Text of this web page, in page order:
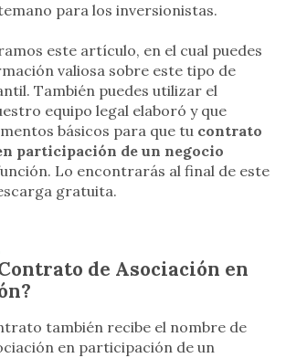
para los inversionistas.
este artículo, en el cual puedes
valiosa sobre este tipo de
También puedes utilizar el
equipo legal elaboró y que
básicos para que tu contrato
participación de un negocio
Lo encontrarás al final de este
gratuita.
de Asociación en
también recibe el nombre de
en participación de un